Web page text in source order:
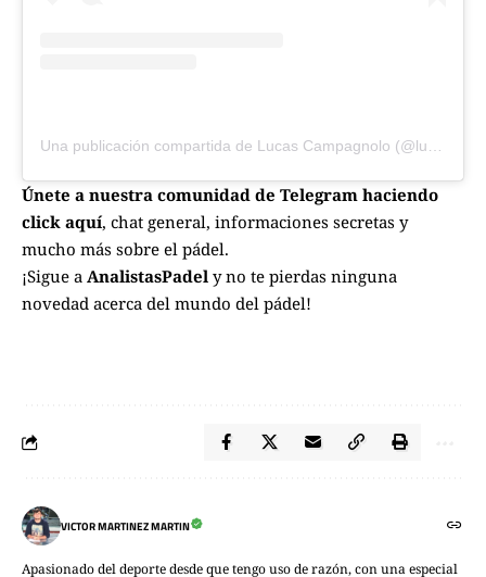
Una publicación compartida de Lucas Campagnolo (@lucascampagnolo)
Únete a nuestra comunidad de Telegram haciendo
click aquí, chat general, informaciones secretas y
mucho más sobre el pádel.
¡Sigue a AnalistasPadel y no te pierdas ninguna
novedad acerca del mundo del pádel!
VICTOR MARTINEZ MARTIN
Apasionado del deporte desde que tengo uso de razón, con una especial